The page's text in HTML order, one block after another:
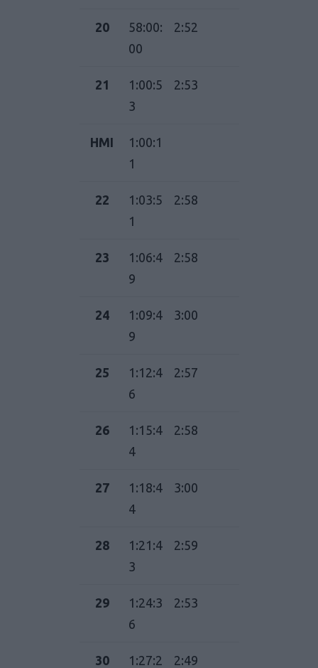
20
58:00:
00
2:52
21
1:00:5
3
2:53
ΗΜΙ
1:00:1
1
22
1:03:5
1
2:58
23
1:06:4
9
2:58
24
1:09:4
9
3:00
25
1:12:4
6
2:57
26
1:15:4
4
2:58
27
1:18:4
4
3:00
28
1:21:4
3
2:59
29
1:24:3
6
2:53
30
1:27:2
2:49